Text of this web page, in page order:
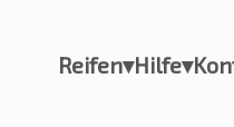
Reifen▾Hilfe▾